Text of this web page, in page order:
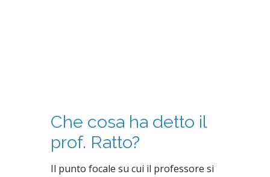
Che cosa ha detto il
prof. Ratto?
Il punto focale su cui il professore si